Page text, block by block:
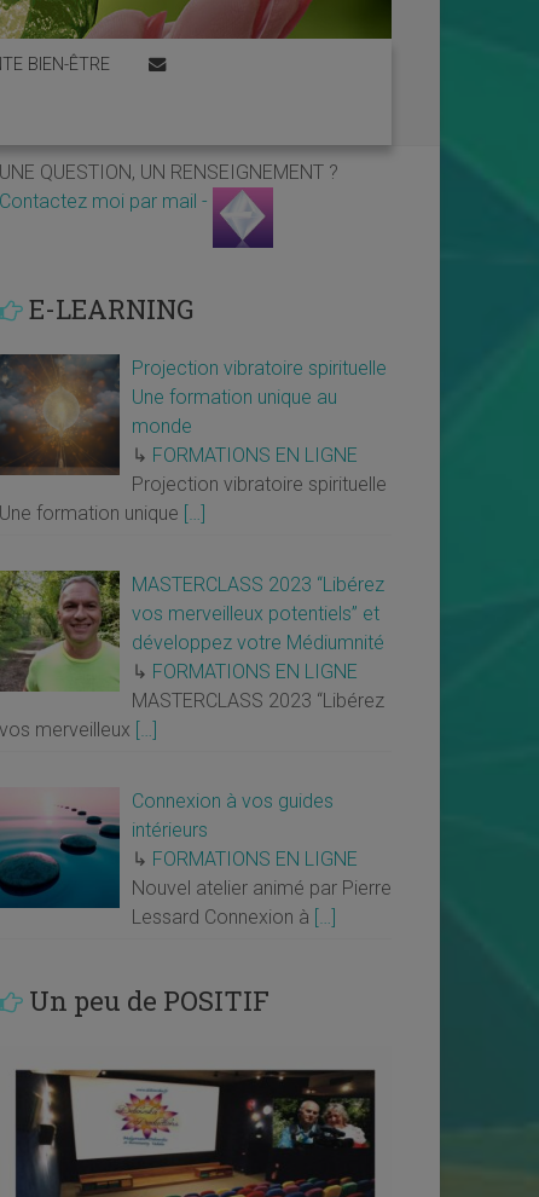
BIEN-ÊTRE
UNE QUESTION, UN RENSEIGNEMENT ?
Contactez moi par mail -
E-LEARNING
Projection vibratoire spirituelle
Une formation unique au
monde
↳ FORMATIONS EN LIGNE
Projection vibratoire spirituelle
Une formation unique […]
MASTERCLASS 2023 “Libérez
vos merveilleux potentiels” et
développez votre Médiumnité
↳ FORMATIONS EN LIGNE
MASTERCLASS 2023 “Libérez
vos merveilleux […]
Connexion à vos guides
intérieurs
↳ FORMATIONS EN LIGNE
Nouvel atelier animé par Pierre
Lessard Connexion à […]
Un peu de POSITIF